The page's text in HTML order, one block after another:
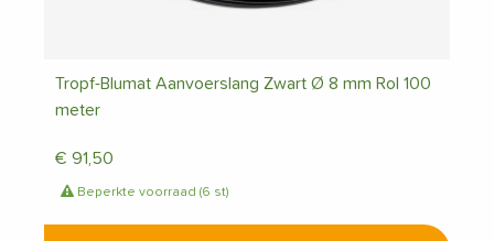
Tropf-Blumat Aanvoerslang Zwart Ø 8 mm Rol 100
meter
€ 91,50
Beperkte voorraad (6 st)